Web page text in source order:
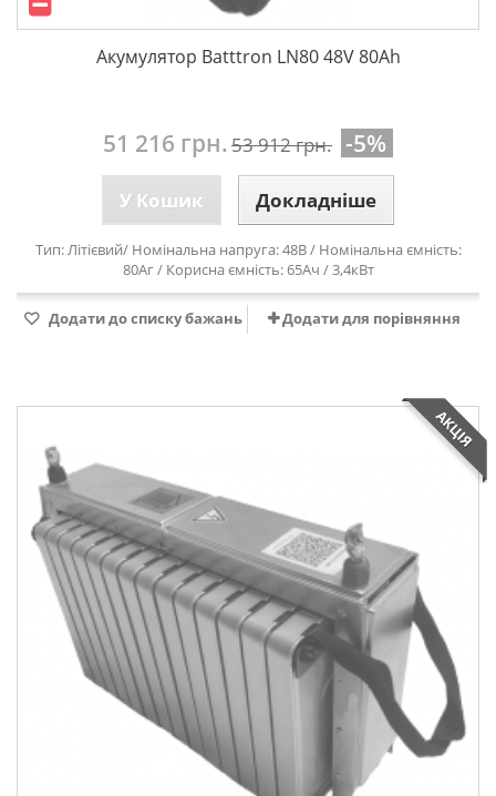
Акумулятор Batttron LN80 48V 80Ah
51 216 грн.53 912 грн. -5%
У Кошик Докладніше
Тип: Літієвий/ Номінальна напруга: 48В / Номінальна ємність:
80Аг / Корисна ємність: 65Ач / 3,4кВт
Додати до списку бажань Додати для порівняння
АКЦІЯ